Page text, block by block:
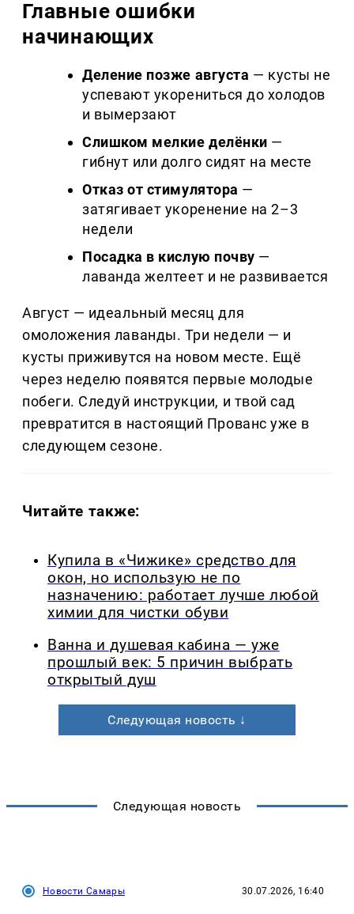
Главные ошибки
начинающих
Деление позже августа — кусты не
успевают укорениться до холодов
и вымерзают
Слишком мелкие делёнки —
гибнут или долго сидят на месте
Отказ от стимулятора —
затягивает укоренение на 2–3
недели
Посадка в кислую почву —
лаванда желтеет и не развивается
Август — идеальный месяц для
омоложения лаванды. Три недели — и
кусты приживутся на новом месте. Ещё
через неделю появятся первые молодые
побеги. Следуй инструкции, и твой сад
превратится в настоящий Прованс уже в
следующем сезоне.
Читайте также:
Купила в «Чижике» средство для
окон, но использую не по
назначению: работает лучше любой
химии для чистки обуви
Ванна и душевая кабина — уже
прошлый век: 5 причин выбрать
открытый душ
Следующая новость ↓
Следующая новость
Новости Самары 30.07.2026, 16:40